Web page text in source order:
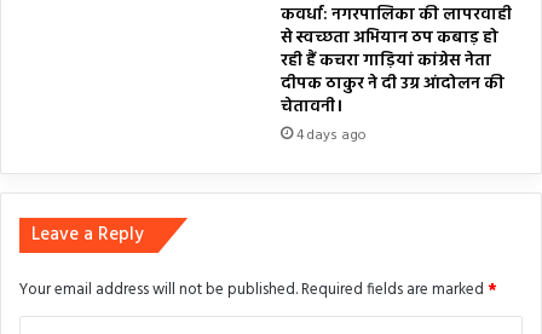
कवर्धा: नगरपालिका की लापरवाही
से स्वच्छता अभियान ठप कबाड़ हो
रही हैं कचरा गाड़ियां कांग्रेस नेता
दीपक ठाकुर ने दी उग्र आंदोलन की
चेतावनी।
4 days ago
Leave a Reply
Your email address will not be published.Required fields are marked *